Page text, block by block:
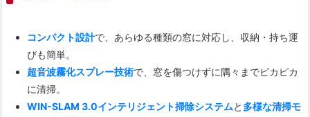
コンパクト設計で、あらゆる種類の窓に対応し、収納・持ち運
びも簡単。
超音波霧化スプレー技術で、窓を傷つけずに隅々までピカピカ
に清掃。
WIN-SLAM 3.0インテリジェント掃除システムと 多様な清掃モ